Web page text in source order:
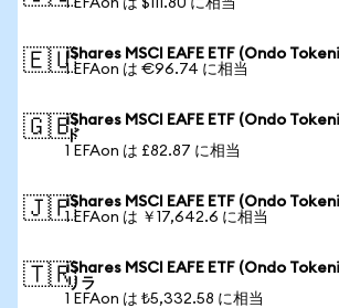
1 EFAon は $111.80 に相当
🇪🇺iShares MSCI EAFE ETF (Ondo
1 EFAon は €96.74 に相当
🇬🇧iShares MSCI EAFE ETF (Ondo
ド
1 EFAon は £82.87 に相当
🇯🇵iShares MSCI EAFE ETF (Ondo
1 EFAon は ￥17,642.6 に相当
🇹🇷iShares MSCI EAFE ETF (Ondo
リラ
1 EFAon は ₺5,332.58 に相当